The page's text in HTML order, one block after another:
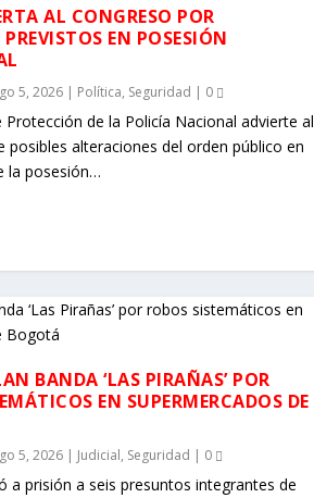
AL CONGRESO POR
EN POSESIÓN
5, 2026| Política, Seguridad | 0
Protección de la Policía Nacional advierte al
posibles alteraciones del orden público en
la posesión…
BANDA ‘LAS PIRAÑAS’ POR
EN SUPERMERCADOS DE
5, 2026| Judicial, Seguridad | 0
a prisión a seis presuntos integrantes de